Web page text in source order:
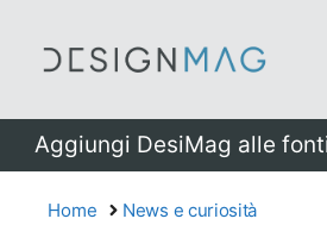
Aggiungi DesiMag alle
Home News e curiosità